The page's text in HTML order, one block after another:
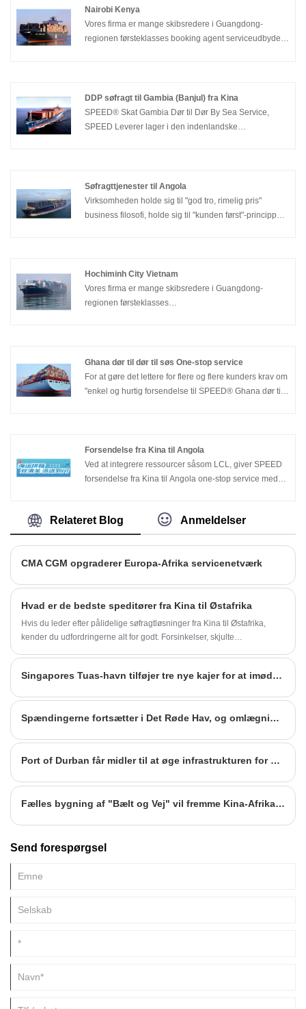
Nairobi Kenya
Vores firma er mange skibsredere i Guangdong-
regionen førsteklasses booking agent serviceudbydere
kvalitetsservice til indenlandske og udenlandske
kunder.
DDP søfragt til Gambia (Banjul) fra Kina
SPEED® Skat Gambia Dør til Dør By Sea Service,
SPEED Leverer lager i den indenlandske
stabil.
Søfragttjenester til Angola
Virksomheden holde sig til "god tro, rimelig pris"
business filosofi, holde sig til "kunden først"-princippet
toldbehandling i Luanda har SPEED® Sea Freight
Services til Angola, især dobbeltklarering til Angola,
særlige fordele.
Hochiminh City Vietnam
Vores firma er mange skibsredere i Guangdong-
regionen førsteklasses
Hochiminh City Vietnam.
Ghana dør til dør til søs One-stop service
For at gøre det lettere for flere og flere kunders krav om
"enkel og hurtig forsendelse til SPEED® Ghana dør til
containerkonsolidering dør til dør;Vi har et
professionelt toldklareringsteam, i henhold til kundens
forskellige behov til enhver tid for at udvikle den
fortoldningsprocedurerne for forskellige varer.
Forsendelse fra Kina til Angola
Ved at integrere ressourcer såsom LCL, giver SPEED
forsendelse fra Kina til Angola one-stop service med
koncentration af varer, re-komprimeret emballage,
effektivt reducere transportomkostninger;Der er mange
Relateret Blog Anmeldelser
CMA CGM opgraderer Europa-Afrika servicenetværk
Hvad er de bedste speditører fra Kina til Østafrika
Hvis du leder efter pålidelige søfragtløsninger fra Kina til Østafrika,
kender du udfordringerne alt for godt. Forsinkelser, skjulte
samarbejdspartner, der ikke kun flytter gods, men også giver klarhed
der navigerer på denne vitale handelsvej.
Singapores Tuas-havn tilføjer tre nye kajer for at imødegå overbelastning
Spændingerne fortsætter i Det Røde Hav, og omlægninger af fartøjer øger presset på afrikanske havne
Port of Durban får midler til at øge infrastrukturen for at lette presset
Fælles bygning af "Bælt og Vej" vil fremme Kina-Afrika økonomisk og handelsmæssigt samarbejde og åbne op for nyt rum
Send forespørgsel